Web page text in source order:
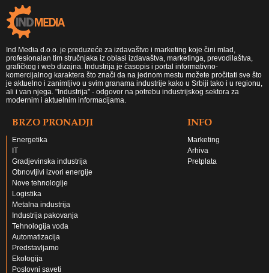
Ind Media d.o.o. je preduzeće za izdavaštvo i marketing koje čini mlad,
profesionalan tim stručnjaka iz oblasi izdavaštva, marketinga, prevodilaštva,
grafičkog i web dizajna. Industrija je časopis i portal informativno-
komercijalnog karaktera što znači da na jednom mestu možete pročitati sve što
je aktuelno i zanimljivo u svim granama industrije kako u Srbiji tako i u regionu,
ali i van njega. "Industrija" - odgovor na potrebu industrijskog sektora za
modernim i aktuelnim informacijama.
BRZO PRONADJI
Energetika
IT
Gradjevinska industrija
Obnovljivi izvori energije
Nove tehnologije
Logistika
Metalna industrija
Industrija pakovanja
Tehnologija voda
Automatizacija
Predstavljamo
Ekologija
Poslovni saveti
INFO
Marketing
Arhiva
Pretplata